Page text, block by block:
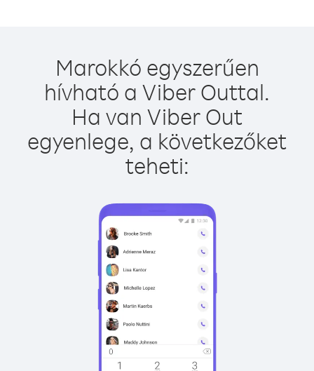
Marokkó egyszerűen
hívható a Viber Outtal.
Ha van Viber Out
egyenlege, a következőket
teheti: